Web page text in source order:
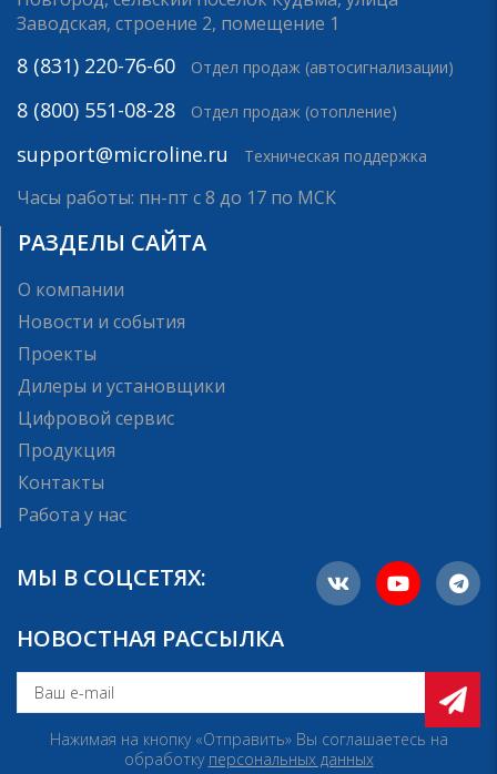
Заводская, строение 2, помещение 1
8 (831) 220-76-60 Отдел продаж (автосигнализации)
8 (800) 551-08-28 Отдел продаж (отопление)
support@microline.ru Техническая поддержка
Часы работы: пн-пт с 8 до 17 по МСК
РАЗДЕЛЫ САЙТА
О компании
Новости и события
Проекты
Дилеры и установщики
Цифровой сервис
Продукция
Контакты
Работа у нас
МЫ В СОЦСЕТЯХ:
НОВОСТНАЯ РАССЫЛКА
Нажимая на кнопку «Отправить» Вы соглашаетесь на
обработку персональных данных